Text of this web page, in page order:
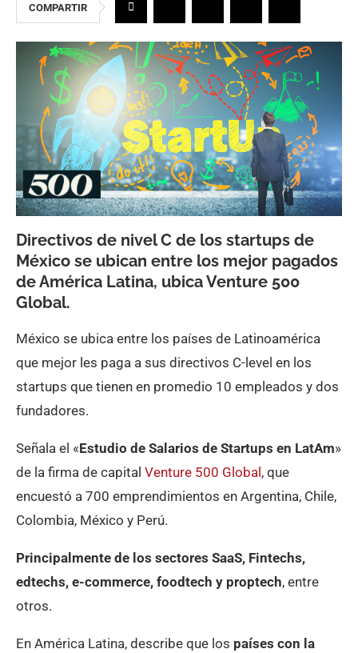
COMPARTIR
Directivos de nivel C de los startups de
México se ubican entre los mejor pagados
de América Latina, ubica Venture 500
Global.
México se ubica entre los países de Latinoamérica
que mejor les paga a sus directivos C-level en los
startups que tienen en promedio 10 empleados y dos
fundadores.
Señala el «Estudio de Salarios de Startups en LatAm»
de la firma de capital Venture 500 Global , que
encuestó a 700 emprendimientos en Argentina, Chile,
Colombia, México y Perú.
Principalmente de los sectores SaaS, Fintechs,
edtechs, e-commerce, foodtech y proptech, entre
otros.
En América Latina, describe que los países con la